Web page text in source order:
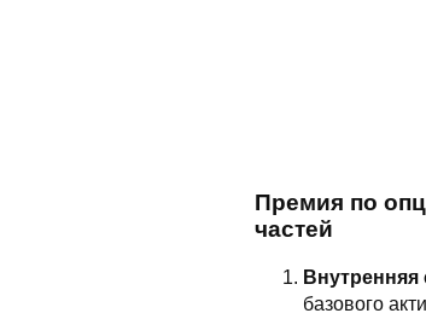
Премия по
частей
Внутренняя
базового